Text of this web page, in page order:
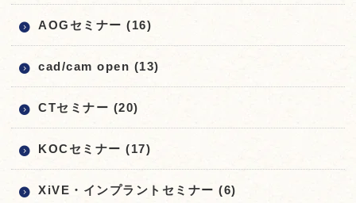
AOGセミナー (16)
cad/cam open (13)
CTセミナー (20)
KOCセミナー (17)
XiVE・インプラントセミナー (6)